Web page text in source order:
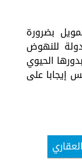
بضرورة
للنهوض
الحيوي
إيجابا على